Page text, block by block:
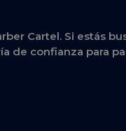
Cartel. Si estás
de confianza para